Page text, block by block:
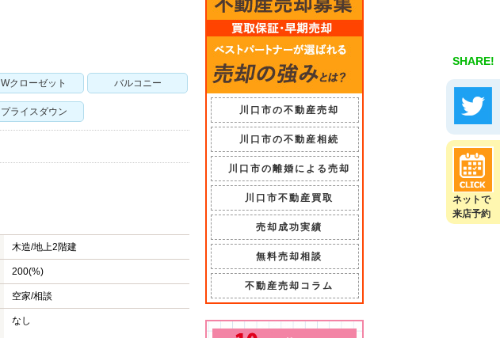
SHARE!
ネットで
来店予約
Wクローゼット バルコニー
プライスダウン
木造/地上2階建
200(%)
空家/相談
なし
川口市の不動産売却
川口市の不動産相続
川口市の離婚による売却
川口市不動産買取
売却成功実績
無料売却相談
不動産売却コラム